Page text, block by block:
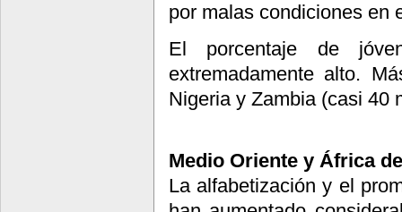
por malas condiciones en
El porcentaje de
extremadamente alto.
Nigeria y Zambia (casi 40
Medio Oriente y África
La alfabetización y el